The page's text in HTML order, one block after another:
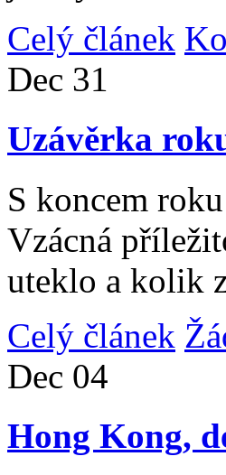
Celý článek
Dec 31
Uzávěrka
S koncem
Vzácná
uteklo a kolik
Celý článek
Dec 04
Hong Kong,